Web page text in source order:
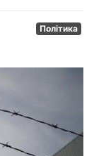
Політика